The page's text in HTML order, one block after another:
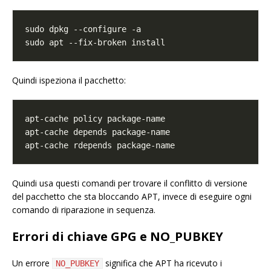
Quindi ispeziona il pacchetto:
Quindi usa questi comandi per trovare il conflitto di versione
del pacchetto che sta bloccando APT, invece di eseguire ogni
comando di riparazione in sequenza.
Errori di chiave GPG e NO_PUBKEY
Un errore NO_PUBKEY
significa che APT ha ricevuto i